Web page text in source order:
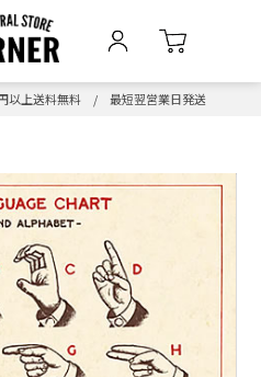
以上送料無料 / 最短翌営業日発送